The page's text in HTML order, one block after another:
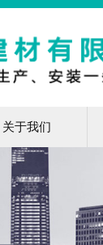
关于我们